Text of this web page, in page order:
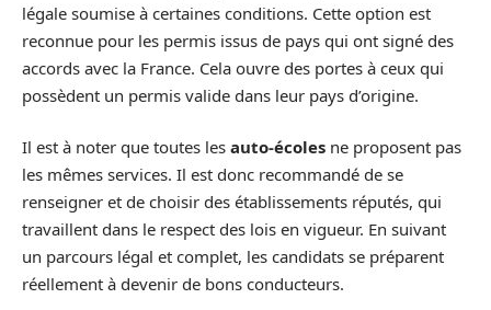
légale soumise à certaines conditions. Cette option est
reconnue pour les permis issus de pays qui ont signé des
accords avec la France. Cela ouvre des portes à ceux qui
possèdent un permis valide dans leur pays d’origine.
Il est à noter que toutes les auto-écoles ne proposent pas
les mêmes services. Il est donc recommandé de se
renseigner et de choisir des établissements réputés, qui
travaillent dans le respect des lois en vigueur. En suivant
un parcours légal et complet, les candidats se préparent
réellement à devenir de bons conducteurs.